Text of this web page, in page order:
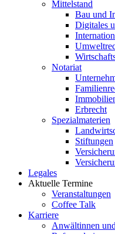
Mittelstand
Bau und
Digitales
Notariat
Erbrecht
Spezialmaterien
Stiftungen
Legales
Aktuelle Termine
Veranstaltungen
Coffee Talk
Karriere
Anwältinnen